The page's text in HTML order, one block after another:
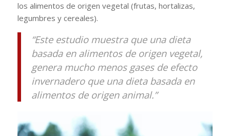
los alimentos de origen vegetal (frutas, hortalizas,
legumbres y cereales).
“Este estudio muestra que una dieta
basada en alimentos de origen vegetal,
genera mucho menos gases de efecto
invernadero que una dieta basada en
alimentos de origen animal.”